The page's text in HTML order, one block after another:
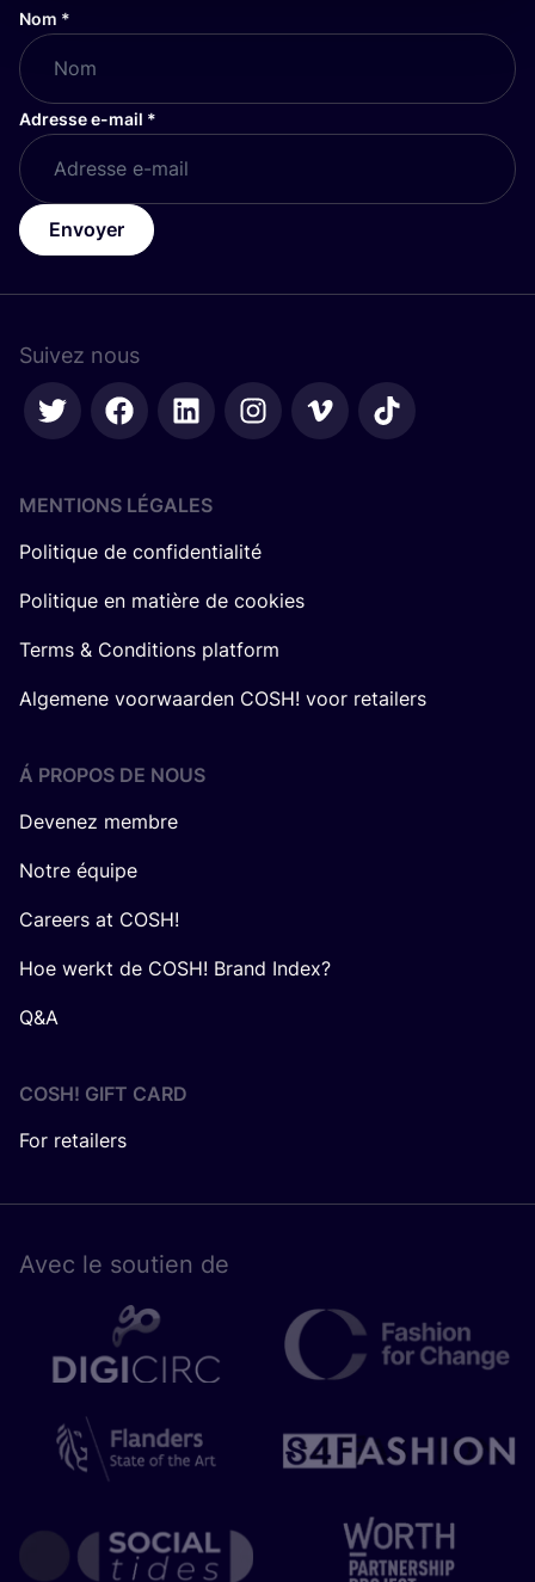
Nom *
Adresse e-mail *
Envoyer
Suivez nous
MENTIONS LÉGALES
Politique de confidentialité
Politique en matière de cookies
Terms & Conditions platform
Algemene voorwaarden COSH! voor retailers
Á PROPOS DE NOUS
Devenez membre
Notre équipe
Careers at COSH!
Hoe werkt de COSH! Brand Index?
Q&A
COSH! GIFT CARD
For retailers
Avec le sou­tien de